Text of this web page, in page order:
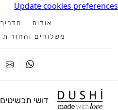
Update cookies preferences
אודות
משלוחים והחזרות
ווטסאפ
דושי תכשיטים